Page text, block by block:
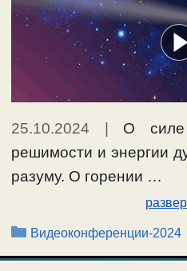
25.10.2024
О силе
решимости и энергии
разуму. О горении …
Рубрики
Видеоконференции-2024